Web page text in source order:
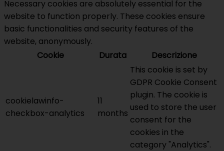
Necessary cookies are absolutely essential for the
website to function properly. These cookies ensure
basic functionalities and security features of the
website, anonymously.
Cookie
Durata Descrizione
cookielawinfo-
checkbox-analytics
11
months
This cookie is set by
GDPR Cookie Consent
plugin. The cookie is
used to store the user
consent for the
cookies in the
category "Analytics".